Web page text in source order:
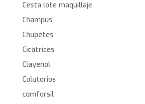
Cesta lote maquillaje
Champús
Chupetes
Cicatrices
Clayenol
Colutorios
comforsil